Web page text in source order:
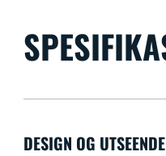
DESIGN OG UTSEENDE